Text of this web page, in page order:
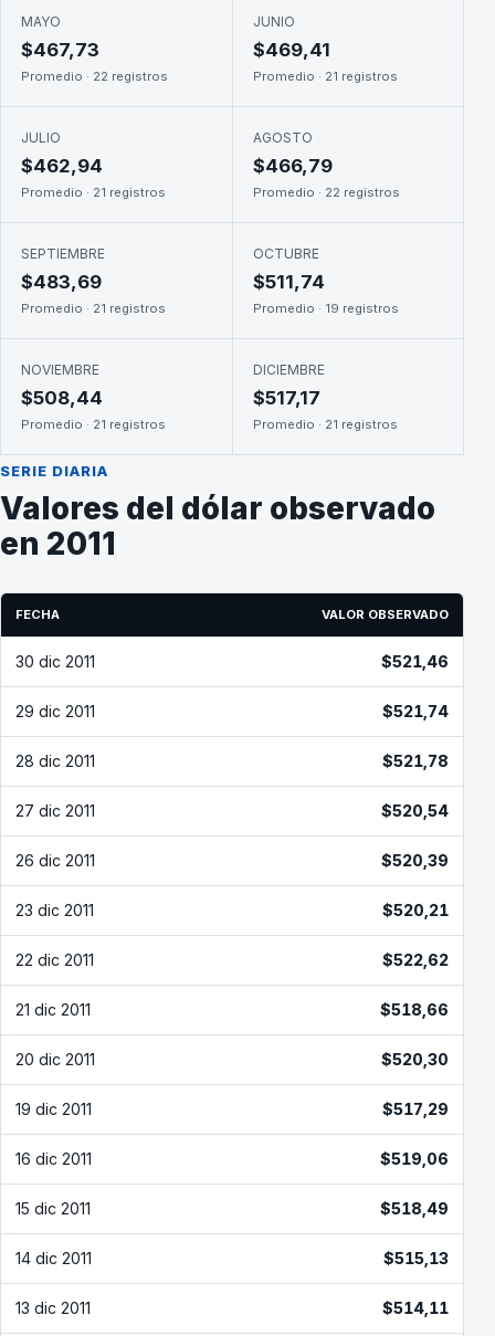
MAYO
$467,73
Promedio · 22 registros
JUNIO
$469,41
Promedio · 21 registros
JULIO
$462,94
Promedio · 21 registros
AGOSTO
$466,79
Promedio · 22 registros
SEPTIEMBRE
$483,69
Promedio · 21 registros
OCTUBRE
$511,74
Promedio · 19 registros
NOVIEMBRE
$508,44
Promedio · 21 registros
DICIEMBRE
$517,17
Promedio · 21 registros
SERIE DIARIA
Valores del dólar observado
en 2011
FECHA VALOR OBSERVADO
30 dic 2011 $521,46
29 dic 2011 $521,74
28 dic 2011 $521,78
27 dic 2011 $520,54
26 dic 2011 $520,39
23 dic 2011 $520,21
22 dic 2011 $522,62
21 dic 2011 $518,66
20 dic 2011 $520,30
19 dic 2011 $517,29
16 dic 2011 $519,06
15 dic 2011 $518,49
14 dic 2011 $515,13
13 dic 2011 $514,11